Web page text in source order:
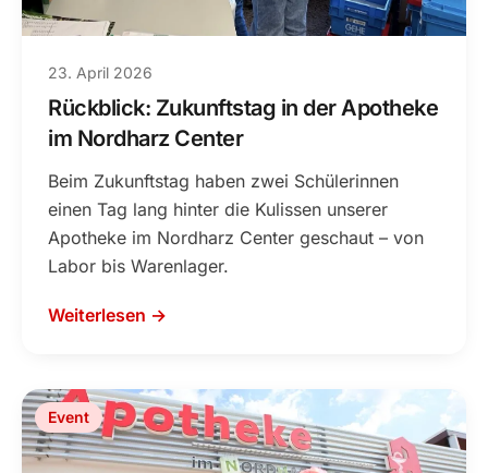
23. April 2026
Rückblick: Zukunftstag in der Apotheke
im Nordharz Center
Beim Zukunftstag haben zwei Schülerinnen
einen Tag lang hinter die Kulissen unserer
Apotheke im Nordharz Center geschaut – von
Labor bis Warenlager.
Weiterlesen →
Event